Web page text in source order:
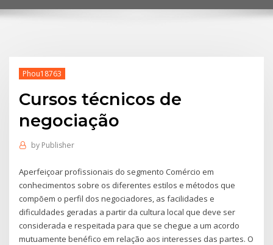
Phou18763
Cursos técnicos de
negociação
by Publisher
Aperfeiçoar profissionais do segmento Comércio em
conhecimentos sobre os diferentes estilos e métodos que
compõem o perfil dos negociadores, as facilidades e
dificuldades geradas a partir da cultura local que deve ser
considerada e respeitada para que se chegue a um acordo
mutuamente benéfico em relação aos interesses das partes. O